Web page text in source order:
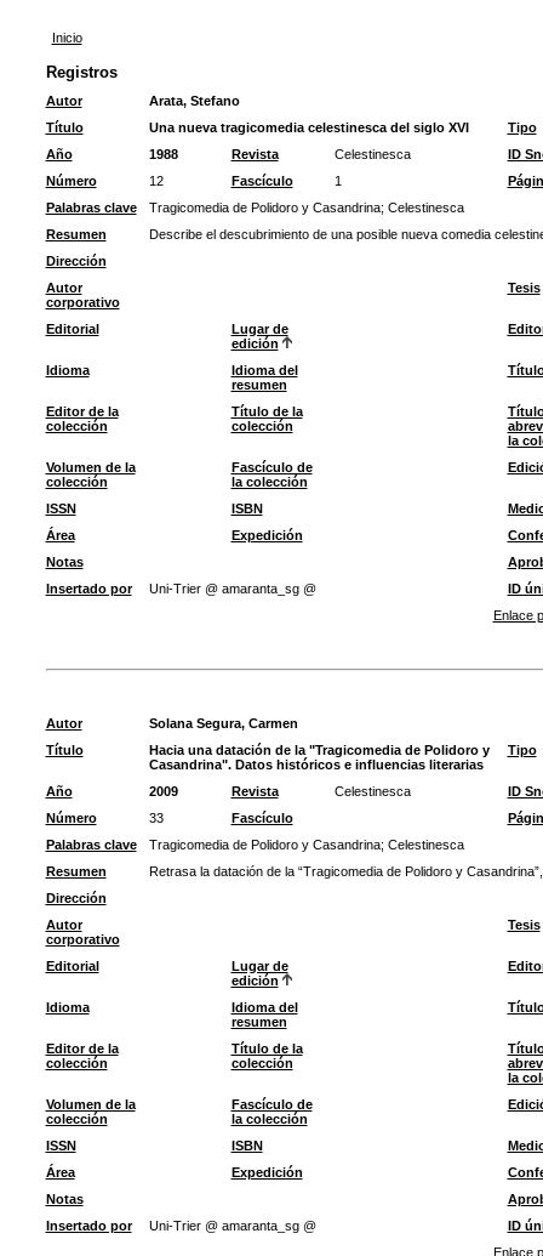
Inicio
Registros
Autor
Arata, Stefano
Título
Una nueva tragicomedia celestinesca del siglo XVI
Tipo
Año
1988 Revista Celestinesca
ID
Número
12 Fascículo 1
Palabras clave
Tragicomedia de Polidoro y Casandrina; Celestinesca
Resumen
Describe el descubrimiento de una posible nueva comedia
Dirección
Autor
corporativo
Tesis
Editorial
Lugar de
edición
Idioma
Idioma del
resumen
Editor de la
colección
Título de la
colección
la
Volumen de la
colección
Fascículo de
la colección
ISSN ISBN
Área
Expedición
Notas
Insertado por
Uni-Trier @ amaranta_sg @
ID
Enlace
Autor
Solana Segura, Carmen
Título
Hacia una datación de la "Tragicomedia de Polidoro y
Casandrina". Datos históricos e influencias literarias
Tipo
Año 2009 Revista Celestinesca
ID
Número
33 Fascículo
Palabras clave
Tragicomedia de Polidoro y Casandrina; Celestinesca
Resumen
Retrasa la datación de la “Tragicomedia de Polidoro y
Dirección
Autor
corporativo
Tesis
Editorial
Lugar de
edición
Idioma
Idioma del
resumen
Editor de la
colección
Título de la
colección
la
Volumen de la
colección
Fascículo de
la colección
ISSN ISBN
Área
Expedición
Notas
Insertado por
Uni-Trier @ amaranta_sg @
ID
Enlace